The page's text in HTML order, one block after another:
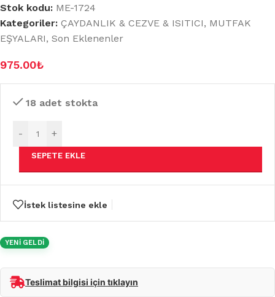
Stok kodu: ME-1724
Kategoriler: ÇAYDANLIK & CEZVE & ISITICI, MUTFAK
EŞYALARI, Son Eklenenler
975.00₺
18 adet stokta
- +
SEPETE EKLE
İstek listesine ekle
YENİ GELDİ
Teslimat bilgisi için tıklayın